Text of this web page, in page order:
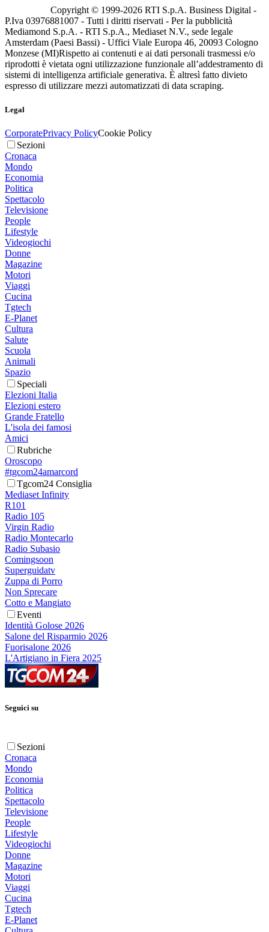
Copyright © 1999-2026 RTI S.p.A. Business Digital -
P.Iva 03976881007 - Tutti i diritti riservati - Per la pubblicità
Mediamond S.p.A. - RTI S.p.A., Mediaset N.V., sede legale
Amsterdam (Paesi Bassi) - Uffici Viale Europa 46, 20093 Cologno
Monzese (MI)Rispetto ai contenuti e ai dati personali trasmessi e/o
riprodotti è vietata ogni utilizzazione funzionale all’addestramento di
sistemi di intelligenza artificiale generativa. È altresì fatto divieto
espresso di utilizzare mezzi automatizzati di data scraping.
Legal
CorporatePrivacy PolicyCookie Policy
Sezioni
Cronaca
Mondo
Economia
Politica
Spettacolo
Televisione
People
Lifestyle
Videogiochi
Donne
Magazine
Motori
Viaggi
Cucina
Tgtech
E-Planet
Cultura
Salute
Scuola
Animali
Spazio
Speciali
Elezioni Italia
Elezioni estero
Grande Fratello
L'isola dei famosi
Amici
Rubriche
Oroscopo
#tgcom24amarcord
Tgcom24 Consiglia
Mediaset Infinity
R101
Radio 105
Virgin Radio
Radio Montecarlo
Radio Subasio
Comingsoon
Superguidatv
Zuppa di Porro
Non Sprecare
Cotto e Mangiato
Eventi
Identità Golose 2026
Salone del Risparmio 2026
Fuorisalone 2026
L'Artigiano in Fiera 2025
Seguici su
Sezioni
Cronaca
Mondo
Economia
Politica
Spettacolo
Televisione
People
Lifestyle
Videogiochi
Donne
Magazine
Motori
Viaggi
Cucina
Tgtech
E-Planet